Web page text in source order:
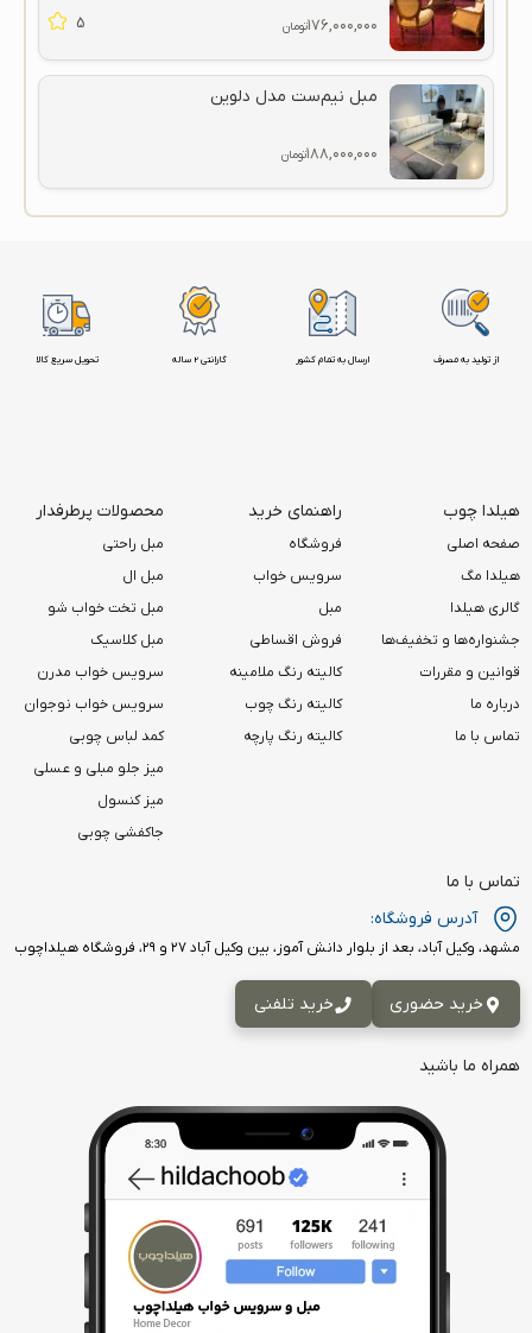
۱۷۶,۰۰۰,۰۰۰تومان 5
مبل نیم‌ست مدل دلوین
۱۸۸,۰۰۰,۰۰۰تومان
تحویل سریع کالا گارانتی 2 ساله ارسال به تمام کشور از تولید به مصرف
هیلدا چوب
صفحه اصلی
هیلدا مگ
گالری هیلدا
جشنواره‌ها و تخفیف‌ها
قوانین و مقررات
درباره ما
تماس با ما
راهنمای خرید
فروشگاه
سرویس خواب
مبل
فروش اقساطی
کالیته رنگ ملامینه
کالیته رنگ چوب
کالیته رنگ پارچه
محصولات پرطرفدار
مبل راحتی
مبل ال
مبل تخت خواب شو
مبل کلاسیک
سرویس خواب مدرن
سرویس خواب نوجوان
کمد لباس چوبی
میز جلو مبلی و عسلی
میز کنسول
جاکفشی چوبی
تماس با ما
آدرس فروشگاه:
مشهد، وکیل آباد، بعد از بلوار دانش آموز، بین وکیل آباد ۲۷ و ۲۹، فروشگاه هیلداچوب
خرید حضوری خرید تلفنی
همراه ما باشید